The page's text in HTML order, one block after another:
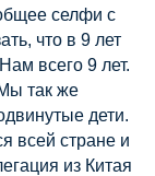
селфи с
что в 9 лет
всего 9 лет.
так же
дети.
всей стране и
из Китая